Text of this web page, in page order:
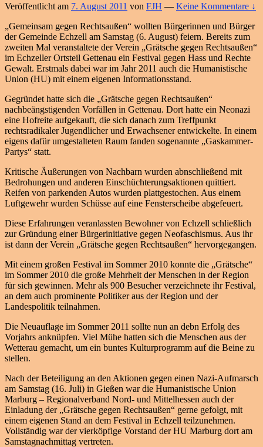
Veröffentlicht am 7. August 2011 von FJH — Keine Kommentare ↓
„Gemeinsam gegen Rechtsaußen“ wollten Bürgerinnen und Bürger
der Gemeinde Echzell am Samstag (6. August) feiern. Bereits zum
zweiten Mal veranstaltete der Verein „Grätsche gegen Rechtsaußen“
im Echzeller Ortsteil Gettenau ein Festival gegen Hass und Rechte
Gewalt. Erstmals dabei war im Jahr 2011 auch die Humanistische
Union (HU) mit einem eigenen Informationsstand.
Gegründet hatte sich die „Grätsche gegen Rechtsaußen“
nachbeängstigenden Vorfällen in Gettenau. Dort hatte ein Neonazi
eine Hofreite aufgekauft, die sich danach zum Treffpunkt
rechtsradikaler Jugendlicher und Erwachsener entwickelte. In einem
eigens dafür umgestalteten Raum fanden sogenannte „Gaskammer-
Partys“ statt.
Kritische Äußerungen von Nachbarn wurden abnschließend mit
Bedrohungen und anderen Einschüchterungsaktionen quittiert.
Reifen von parkenden Autos wurden plattgestochen. Aus einem
Luftgewehr wurden Schüsse auf eine Fensterscheibe abgefeuert.
Diese Erfahrungen veranlassten Bewohner von Echzell schließlich
zur Gründung einer Bürgerinitiative gegen Neofaschismus. Aus ihr
ist dann der Verein „Grätsche gegen Rechtsaußen“ hervorgegangen.
Mit einem großen Festival im Sommer 2010 konnte die „Grätsche“
im Sommer 2010 die große Mehrheit der Menschen in der Region
für sich gewinnen. Mehr als 900 Besucher verzeichnete ihr Festival,
an dem auch prominente Politiker aus der Region und der
Landespolitik teilnahmen.
Die Neuauflage im Sommer 2011 sollte nun an debn Erfolg des
Vorjahrs anknüpfen. Viel Mühe hatten sich die Menschen aus der
Wetterau gemacht, um ein buntes Kulturprogramm auf die Beine zu
stellen.
Nach der Beteiligung an den Aktionen gegen einen Nazi-Aufmarsch
am Samstag (16. Juli) in Gießen war die Humanistische Union
Marburg – Regionalverband Nord- und Mittelhessen auch der
Einladung der „Grätsche gegen Rechtsaußen“ gerne gefolgt, mit
einem eigenen Stand an dem Festival in Echzell teilzunehmen.
Vollständig war der vierköpfige Vorstand der HU Marburg dort am
Samstagnachmittag vertreten.